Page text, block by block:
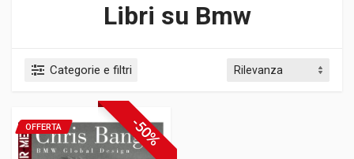
Libri su Bmw
Categorie e filtri
-50%
OFFERTA